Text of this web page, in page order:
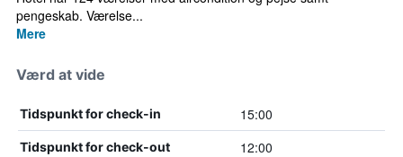
pengeskab. Værelse...
Mere
Værd at vide
Tidspunkt for check-in 15:00
Tidspunkt for check-out 12:00